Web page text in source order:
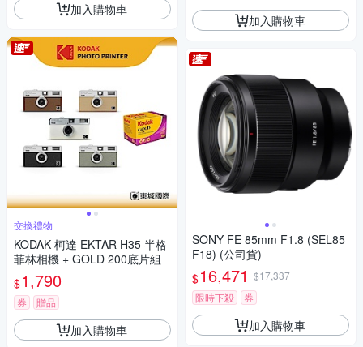
加入購物車
交換禮物
KODAK 柯達 EKTAR H35 半格
菲林相機 + GOLD 200底片組
$1,790
券 贈品
加入購物車
加入購物車
SONY FE 85mm F1.8 (SEL85
F18) (公司貨)
$16,471 $17,337
限時下殺
券
加入購物車